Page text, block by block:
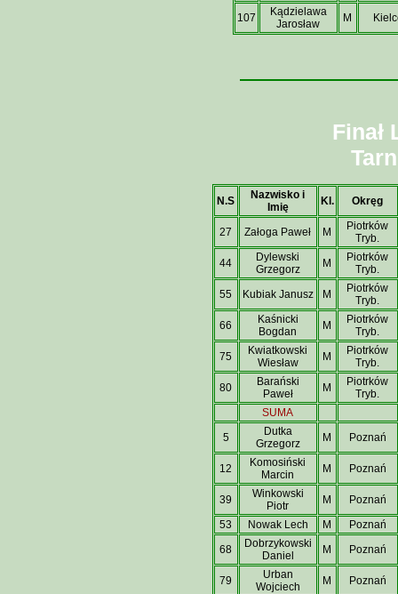
107
Kądzielawa
Jarosław
M
N.S
Nazwisko i
Imię
Kl. Okręg
27 Załoga Paweł M
Piotrków
Tryb.
44
Dylewski
Grzegorz
M
Piotrków
Tryb.
55
Kubiak Janusz M
Piotrków
Tryb.
66
Kaśnicki
Bogdan
M
Piotrków
Tryb.
75
Kwiatkowski
Wiesław
M
Piotrków
Tryb.
80
Barański
Paweł
M
Piotrków
Tryb.
SUMA
5
Dutka
Grzegorz
M Poznań
12
Komosiński
Marcin
M Poznań
39
Winkowski
Piotr
M
Poznań
53
Nowak Lech M
Poznań
68
Dobrzykowski
Daniel
M Poznań
79
Urban
Wojciech
M
Poznań